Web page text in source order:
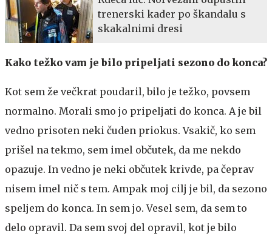
trenerski kader po škandalu s
skakalnimi dresi
Kako težko vam je bilo pripeljati sezono do konca?
Kot sem že večkrat poudaril, bilo je težko, povsem
normalno. Morali smo jo pripeljati do konca. A je bil
vedno prisoten neki čuden priokus. Vsakič, ko sem
prišel na tekmo, sem imel občutek, da me nekdo
opazuje. In vedno je neki občutek krivde, pa čeprav
nisem imel nič s tem. Ampak moj cilj je bil, da sezono
speljem do konca. In sem jo. Vesel sem, da sem to
delo opravil. Da sem svoj del opravil, kot je bilo